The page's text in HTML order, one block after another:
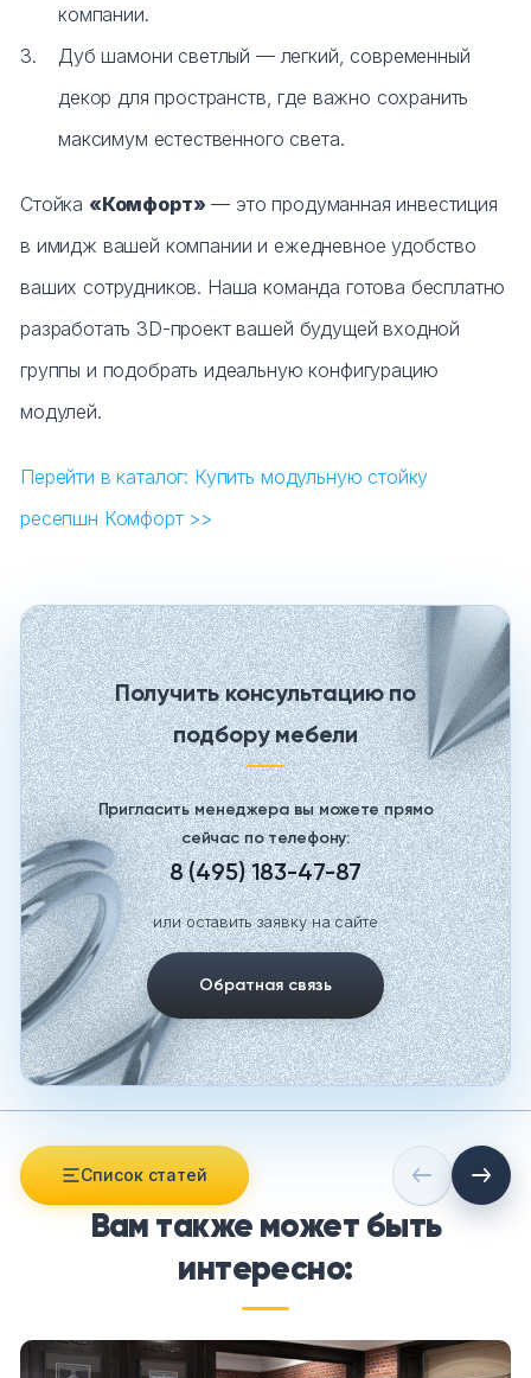
компании.
Дуб шамони светлый — легкий, современный
декор для пространств, где важно сохранить
максимум естественного света.
Стойка «Комфорт» — это продуманная инвестиция
в имидж вашей компании и ежедневное удобство
ваших сотрудников. Наша команда готова бесплатно
разработать 3D-проект вашей будущей входной
группы и подобрать идеальную конфигурацию
модулей.
Перейти в каталог: Купить модульную стойку
ресепшн Комфорт >>
Получить консультацию по
подбору мебели
Пригласить менеджера вы можете прямо
сейчас по телефону:
8 (495) 183-47-87
или оставить заявку на сайте
Обратная связь
Список статей
Вам также может быть
интересно: